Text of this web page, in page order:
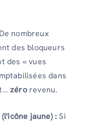
De nombreux
des bloqueurs
des « vues
dans
zérorevenu.
jaune) :Si